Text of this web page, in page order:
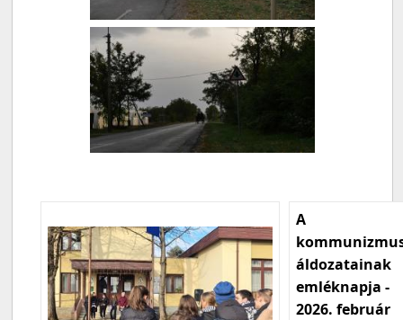
A
áldozatainak
emléknapja -
2026. február